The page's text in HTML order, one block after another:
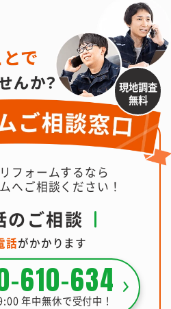
現地調査
無料
フォームするなら
へご相談ください！
のご相談
話がかかります
610-634
年中無休で受付中！